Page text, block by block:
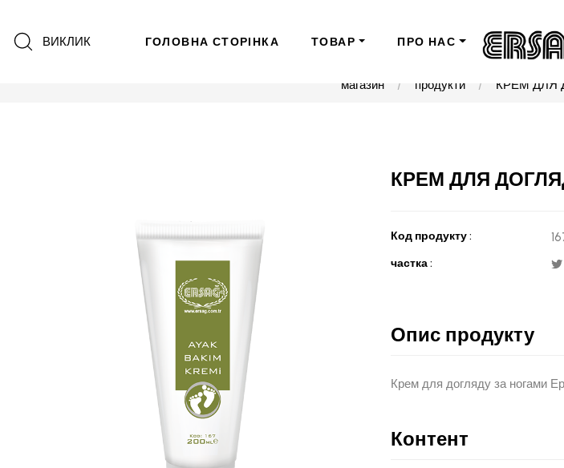
ВИКЛИК ГОЛОВНА СТОРІНКА ТОВАР ПРО НАС
магазин продукти КРЕМ ДЛЯ
КРЕМ ДЛЯ
Код продукту :
частка :
Опис продукту
Крем для догляду за ногами
Контент